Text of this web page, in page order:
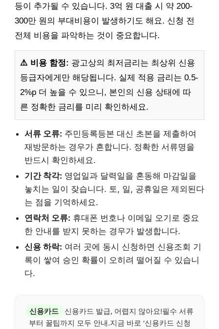
등이 추가될 수 있습니다. 3억 원 대출 시 약 200-
300만 원의 부대비용이 발생하기도 해요. 신청 전
전체 비용을 파악하는 것이 중요합니다.
⚠️ 비용 함정: 광고상의 최저금리는 최상위 신용
등급자에게만 해당됩니다. 실제 적용 금리는 0.5-
2%p 더 높을 수 있으니, 본인의 신용 상태에 따
른 정확한 금리를 미리 확인하세요.
서류 오류: 주민등록등본 대신 초본을 제출하여
재방문하는 경우가 흔합니다. 정확한 서류명을
반드시 확인하세요.
기간 착각: 영업일과 달력일을 혼동해 마감일을
놓치는 일이 잦습니다. 토, 일, 공휴일은 제외된다
는 점을 기억하세요.
연락처 오류: 휴대폰 번호나 이메일 오기로 중요
한 안내를 받지 못하는 경우가 발생합니다.
신용 하락: 여러 곳에 동시 신청하면 신용조회 기
록이 쌓여 승인 확률이 오히려 떨어질 수 있습니
다.
신용카드
신용카드 발급, 어렵지 않아요!필수 서류
부터 꿀팁까지 모두 안내.지금 바로 ‘신용카드 신청